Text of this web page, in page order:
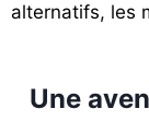
alternatifs, les
Une